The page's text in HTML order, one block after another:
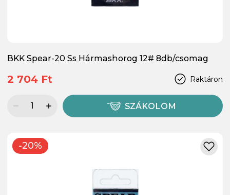
BKK Spear-20 Ss Hármashorog 12# 8db/csomag
Raktáron
2 704 Ft
SZÁKOLOM
-20%